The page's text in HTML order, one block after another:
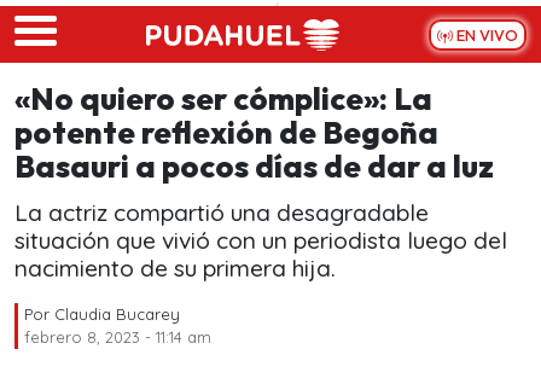
Skip to main content
EN VIVO
«No quiero ser cómplice»: La
potente reflexión de Begoña
Basauri a pocos días de dar a luz
La actriz compartió una desagradable
situación que vivió con un periodista luego del
nacimiento de su primera hija.
Por Claudia Bucarey
febrero 8, 2023 - 11:14 am